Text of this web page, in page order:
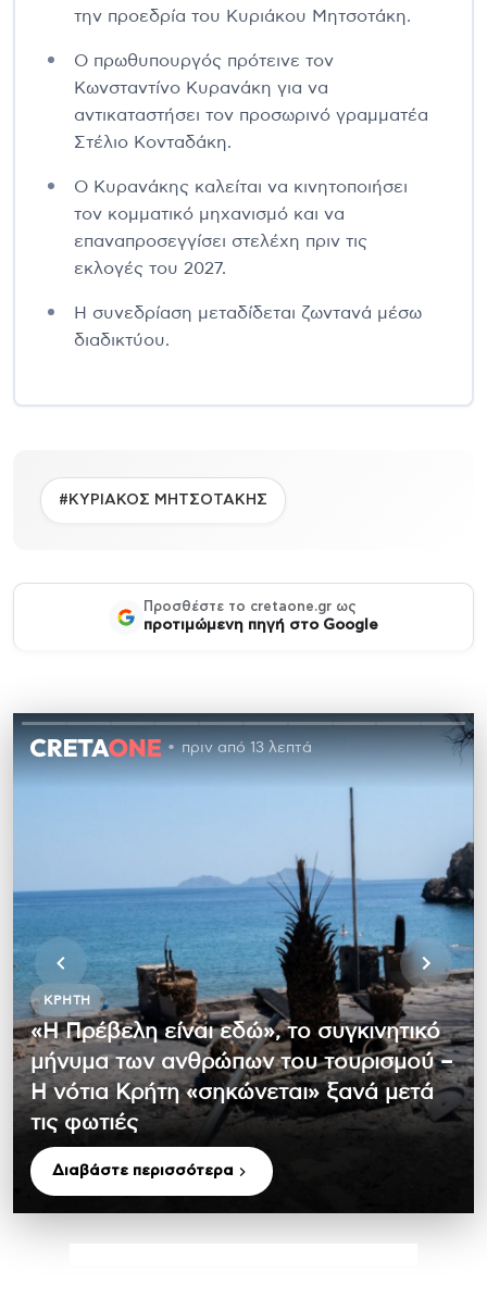
την προεδρία του Κυριάκου Μητσοτάκη.
Ο πρωθυπουργός πρότεινε τον
Κωνσταντίνο Κυρανάκη για να
αντικαταστήσει τον προσωρινό γραμματέα
Στέλιο Κονταδάκη.
Ο Κυρανάκης καλείται να κινητοποιήσει
τον κομματικό μηχανισμό και να
επαναπροσεγγίσει στελέχη πριν τις
εκλογές του 2027.
Η συνεδρίαση μεταδίδεται ζωντανά μέσω
διαδικτύου.
#ΚΥΡΙΑΚΟΣ ΜΗΤΣΟΤΑΚΗΣ
Προσθέστε το cretaone.gr ως
προτιμώμενη πηγή στο Google
πριν από 13 λεπτά
ΚΡΉΤΗ
«Η Πρέβελη είναι εδώ», το συγκινητικό
μήνυμα των ανθρώπων του τουρισμού –
Η νότια Κρήτη «σηκώνεται» ξανά μετά
τις φωτιές
Διαβάστε περισσότερα